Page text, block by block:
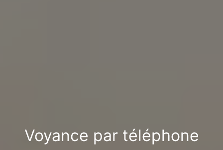
Voyance par téléphone